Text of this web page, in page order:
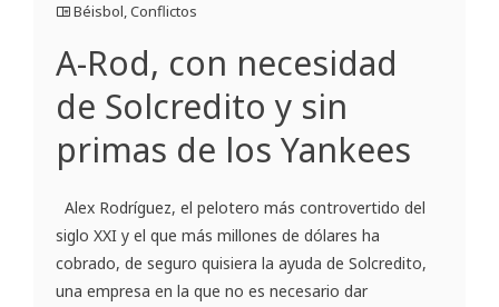
Béisbol,Conflictos
A-Rod, con necesidad
de Solcredito y sin
primas de los Yankees
Alex Rodríguez, el pelotero más controvertido del
siglo XXI y el que más millones de dólares ha
cobrado, de seguro quisiera la ayuda de Solcredito,
una empresa en la que no es necesario dar